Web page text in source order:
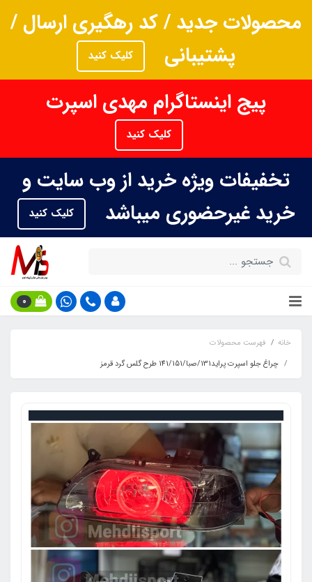
محصولات جدید / کد رهگیری ارسال /
پشتیبانی
کلیک کنید
پیج اینستاگرام مهدی اسپرت
کلیک کنید
تخفیفات ویژه خرید از وب سایت و
خرید غیرحضوری میباشد
کلیک کنید
0
خانه
فهرست محصولات
چراغ جلو اسپرت پراید131/صبا/141/151 طرح گلس گرد قرمز